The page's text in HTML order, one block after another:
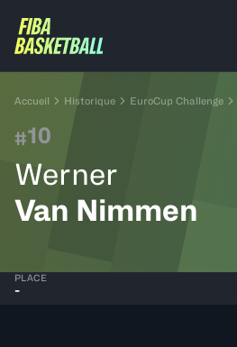
Accueil Historique EuroCup Challenge
#10
Werner
Van Nimmen
PLACE
-